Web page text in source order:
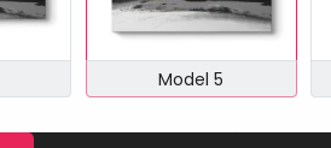
Model 5